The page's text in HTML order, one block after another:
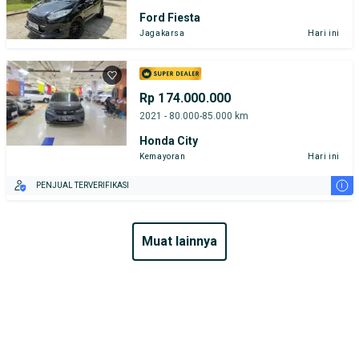
Ford Fiesta
Jagakarsa Hari ini
Rp 174.000.000
2021 - 80.000-85.000 km
Honda City
Kemayoran Hari ini
PENJUAL TERVERIFIKASI i
muat lainnya